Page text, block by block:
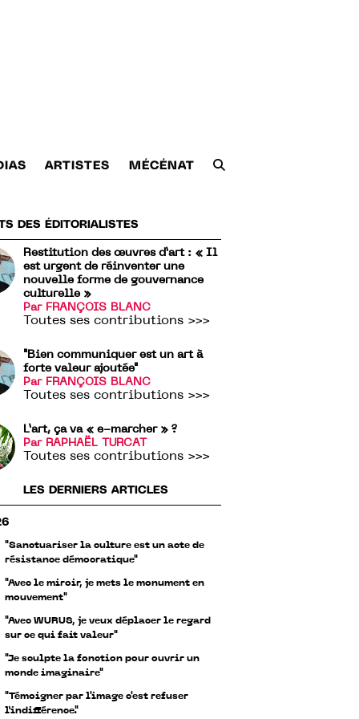
ARTISTES MÉCÉNAT
DES ÉDITORIALISTES
Restitution des œuvres d’art : « Il
est urgent de réinventer une
nouvelle forme de gouvernance
culturelle »
Par FRANÇOIS BLANC
Toutes ses contributions >>>
"Bien communiquer est un art à
forte valeur ajoutée"
Par FRANÇOIS BLANC
Toutes ses contributions >>>
L’art, ça va « e-marcher » ?
Par RAPHAËL TURCAT
Toutes ses contributions >>>
LES DERNIERS ARTICLES
"Sanctuariser la culture est un acte de
résistance démocratique"
"Avec le miroir, je mets le monument en
mouvement"
"Avec WURUS, je veux déplacer le regard
sur ce qui fait valeur"
"Je sculpte la fonction pour ouvrir un
monde imaginaire"
"Témoigner par l'image c'est refuser
l’indifférence."